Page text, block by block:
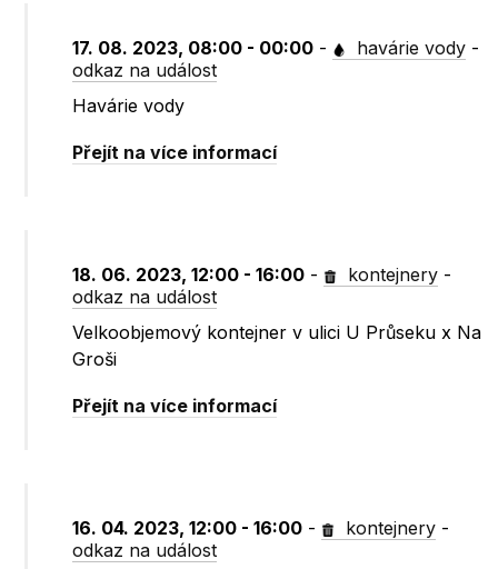
17. 08. 2023, 08:00 - 00:00 - havárie vody -
odkaz na událost
Havárie vody
Přejít na více informací
18. 06. 2023, 12:00 - 16:00 - kontejnery -
odkaz na událost
Velkoobjemový kontejner v ulici U Průseku x Na
Groši
Přejít na více informací
16. 04. 2023, 12:00 - 16:00 - kontejnery -
odkaz na událost